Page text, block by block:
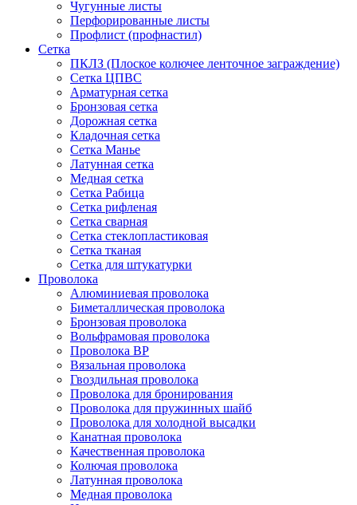
Чугунные листы
Перфорированные листы
Профлист (профнастил)
Сетка
ПКЛЗ (Плоское колючее ленточное заграждение)
Сетка ЦПВС
Арматурная сетка
Бронзовая сетка
Дорожная сетка
Кладочная сетка
Сетка Манье
Латунная сетка
Медная сетка
Сетка Рабица
Сетка рифленая
Сетка сварная
Сетка стеклопластиковая
Сетка тканая
Сетка для штукатурки
Проволока
Алюминиевая проволока
Биметаллическая проволока
Бронзовая проволока
Вольфрамовая проволока
Проволока ВР
Вязальная проволока
Гвоздильная проволока
Проволока для бронирования
Проволока для пружинных шайб
Проволока для холодной высадки
Канатная проволока
Качественная проволока
Колючая проволока
Латунная проволока
Медная проволока